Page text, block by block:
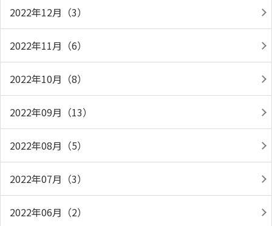
2022年12月（3）
2022年11月（6）
2022年10月（8）
2022年09月（13）
2022年08月（5）
2022年07月（3）
2022年06月（2）